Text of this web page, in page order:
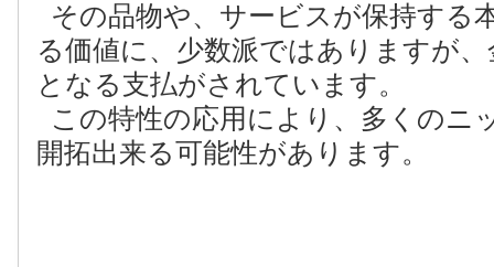
その品物や、サービスが保持する
る価値に、少数派ではありますが
となる支払がされています。
この特性の応用により、多くのニ
開拓出来る可能性があります。